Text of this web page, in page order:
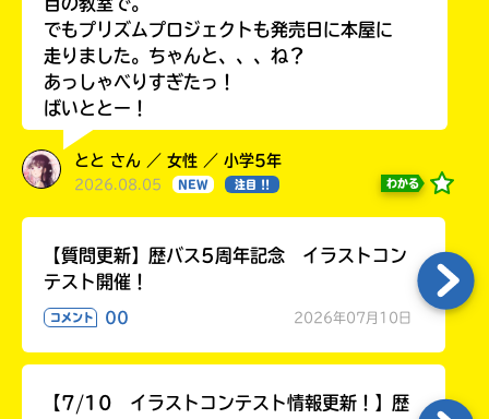
目の教室で。
でもプリズムプロジェクトも発売日に本屋に
走りました。ちゃんと、、、ね？
あっしゃべりすぎたっ！
ばいととー！
とと さん ／ 女性 ／ 小学5年
2026.08.05 NEW 注目 !! わかる
【質問更新】歴バス5周年記念 イラストコン
テスト開催！
コメント 00 2026年07月10日
【7/10 イラストコンテスト情報更新！】歴